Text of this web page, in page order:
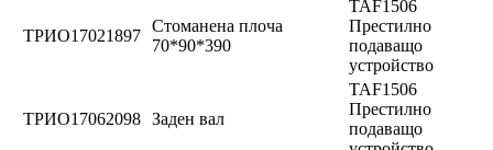
ТРИО17021897
Стоманена плоча
70*90*390
TAF1506
Престилно
подаващо
устройство
ТРИО17062098 Заден вал
TAF1506
Престилно
подаващо